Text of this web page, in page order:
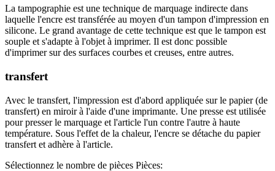
La tampographie est une technique de marquage indirecte dans
laquelle l'encre est transférée au moyen d'un tampon d'impression en
silicone. Le grand avantage de cette technique est que le tampon est
souple et s'adapte à l'objet à imprimer. Il est donc possible
d'imprimer sur des surfaces courbes et creuses, entre autres.
transfert
Avec le transfert, l'impression est d'abord appliquée sur le papier (de
transfert) en miroir à l'aide d'une imprimante. Une presse est utilisée
pour presser le marquage et l'article l'un contre l'autre à haute
température. Sous l'effet de la chaleur, l'encre se détache du papier
transfert et adhère à l'article.
Sélectionnez le nombre de pièces Pièces: